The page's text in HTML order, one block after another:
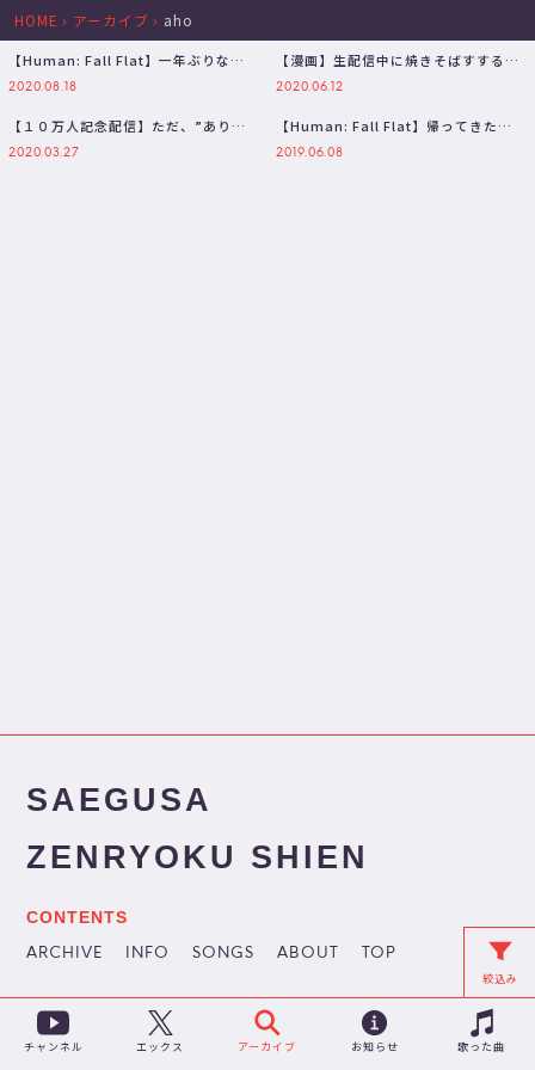
絞込み
チャンネル エックス アーカイブ お知らせ 歌った曲
HOME › アーカイブ › aho
【Human: Fall Flat】一年ぶりなの
にめっちゃ協力できるし…
2020.08.18
【漫画】生配信中に焼きそばすする女
子大生が乱入してきたらどうする？
2020.06.12
【１０万人記念配信】ただ、”ありが
とう”を伝えたい逆凸企画【三枝明那
2020.03.27
【Human: Fall Flat】帰ってきた！
清楚な女子たちの協力プ…
2019.06.08
SAEGUSA
ZENRYOKU SHIEN
CONTENTS
ARCHIVE INFO SONGS ABOUT TOP